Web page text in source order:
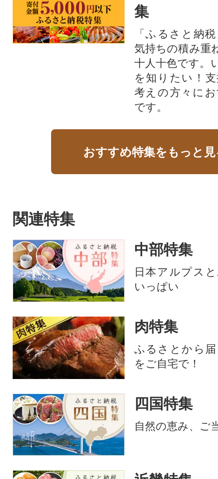
集
「ふるさと納
気持ちの積み重
十人十色です。
を知りたい！
考えの方々に
です。
おすすめ特集をもっと
関連特集
中部特集
日本アルプス
いっぱい
肉特集
ふるさとから
をご自宅で！
四国特集
自然の恵み、ご